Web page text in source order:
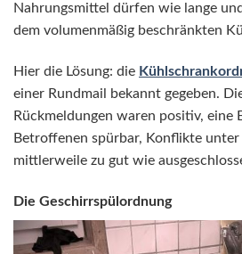
Nahrungsmittel dürfen wie lange
dem volumenmäßig beschränkten
Hier die Lösung: die
einer Rundmail bekannt gegeben.
Rückmeldungen waren positiv, eine
Betroffenen spürbar, Konflikte
mittlerweile zu gut wie
Die Geschirrspülordnung